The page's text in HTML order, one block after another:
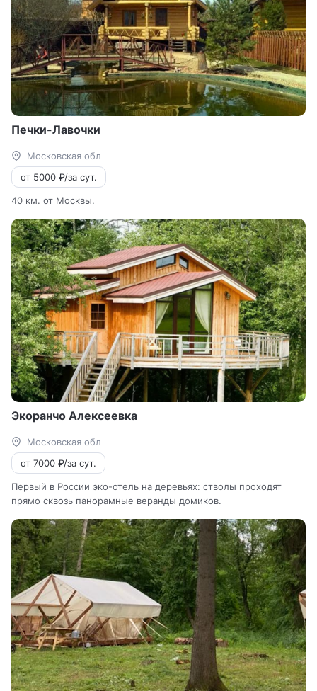
Печки-Лавочки
Московская обл
от 5000 ₽/за сут.
40 км. от Москвы.
Экоранчо Алексеевка
Московская обл
от 7000 ₽/за сут.
Первый в России эко-отель на деревьях: стволы проходят
прямо сквозь панорамные веранды домиков.